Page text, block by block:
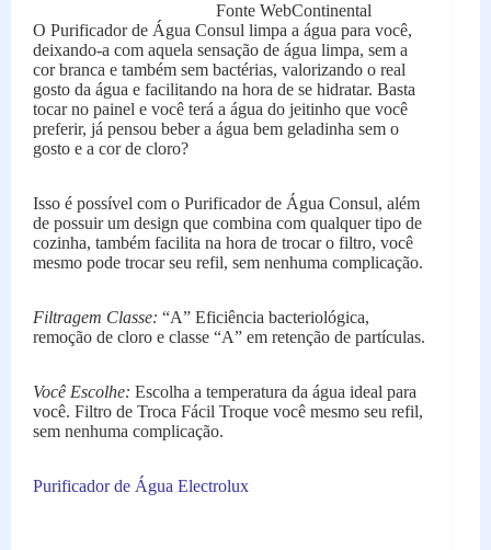
Fonte WebContinental
O Purificador de Água Consul limpa a água para você,
deixando-a com aquela sensação de água limpa, sem a
cor branca e também sem bactérias, valorizando o real
gosto da água e facilitando na hora de se hidratar. Basta
tocar no painel e você terá a água do jeitinho que você
preferir, já pensou beber a água bem geladinha sem o
gosto e a cor de cloro?
Isso é possível com o Purificador de Água Consul, além
de possuir um design que combina com qualquer tipo de
cozinha, também facilita na hora de trocar o filtro, você
mesmo pode trocar seu refil, sem nenhuma complicação.
Filtragem Classe: “A” Eficiência bacteriológica,
remoção de cloro e classe “A” em retenção de partículas.
Você Escolhe: Escolha a temperatura da água ideal para
você. Filtro de Troca Fácil Troque você mesmo seu refil,
sem nenhuma complicação.
Purificador de Água Electrolux